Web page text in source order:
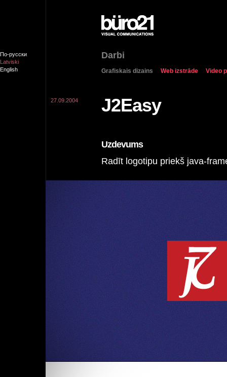
Darbi
Grafiskais dizains Web izstrāde Video
По-русски
Latviski
English
J2Easy
27.09.2004
Uzdevums
Radīt logotipu priekš java-